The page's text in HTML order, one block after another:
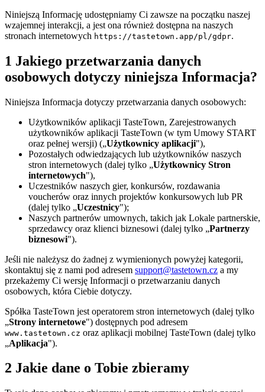
Niniejszą Informację udostępniamy Ci zawsze na początku naszej
wzajemnej interakcji, a jest ona również dostępna na naszych
stronach internetowych https://tastetown.app/pl/gdpr.
1 Jakiego przetwarzania danych
osobowych dotyczy niniejsza Informacja?
Niniejsza Informacja dotyczy przetwarzania danych osobowych:
Użytkowników aplikacji TasteTown, Zarejestrowanych
użytkowników aplikacji TasteTown (w tym Umowy START
oraz pełnej wersji) („Użytkownicy aplikacji"),
Pozostałych odwiedzających lub użytkowników naszych
stron internetowych (dalej tylko „Użytkownicy Stron
internetowych"),
Uczestników naszych gier, konkursów, rozdawania
voucherów oraz innych projektów konkursowych lub PR
(dalej tylko „Uczestnicy");
Naszych partnerów umownych, takich jak Lokale partnerskie,
sprzedawcy oraz klienci biznesowi (dalej tylko „Partnerzy
biznesowi").
Jeśli nie należysz do żadnej z wymienionych powyżej kategorii,
skontaktuj się z nami pod adresem support@tastetown.cz a my
przekażemy Ci wersję Informacji o przetwarzaniu danych
osobowych, która Ciebie dotyczy.
Spółka TasteTown jest operatorem stron internetowych (dalej tylko
„Strony internetowe") dostępnych pod adresem
www.tastetown.cz oraz aplikacji mobilnej TasteTown (dalej tylko
„Aplikacja").
2 Jakie dane o Tobie zbieramy